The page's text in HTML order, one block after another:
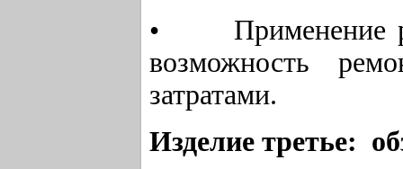
• Применение
возможность
затратами.
Изделие третье: